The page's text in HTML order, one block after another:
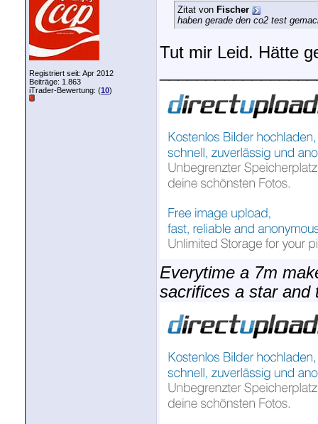
Registriert seit: Apr 2012
Beiträge: 1.863
iTrader-Bewertung: (10)
Zitat von Fischer
haben gerade den co2 test
Tut mir Leid. Hätte
Everytime a 7m
sacrifices a star and